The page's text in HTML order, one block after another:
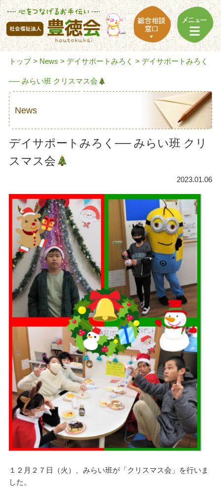
トップ> News > デイサポートみろく > デイサポートみろく
── みらい班 クリスマス会
News
デイサポートみろく── みらい班 クリ
スマス会
2023.01.06
１２月２７日（火）、みらい班が「クリスマス会」を行いま
した。